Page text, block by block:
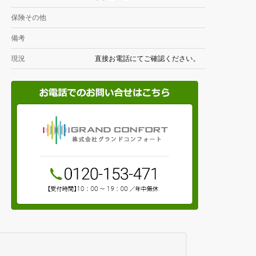
保険その他
備考
現況 直接お電話にてご確認ください。